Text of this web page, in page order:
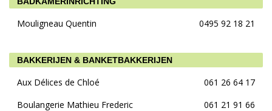
Mouligneau Quentin 0495 92 18 21
BAKKERIJEN & BANKETBAKKERIJEN
Aux Délices de Chloé
061 26 64 17
Boulangerie Mathieu Frederic
061 21 91 66